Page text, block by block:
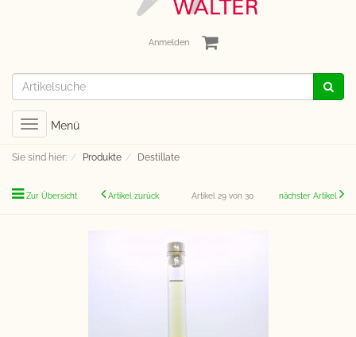
Anmelden
Toggle
navigation
Menü
Sie sind hier: Produkte Destillate
Zur Übersicht Artikel zurück Artikel 29 von 30 nächster Artikel